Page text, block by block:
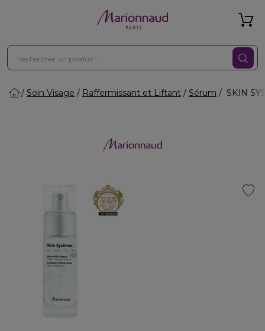
Soin Visage Raffermissant et Liftant Sérum SKIN